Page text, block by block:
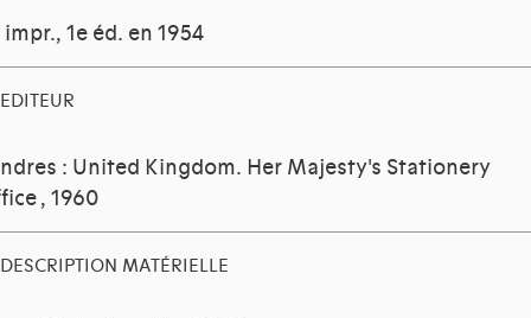
impr., 1e éd. en 1954
EDITEUR
: United Kingdom. Her Majesty's Stationery
, 1960
DESCRIPTION MATÉRIELLE